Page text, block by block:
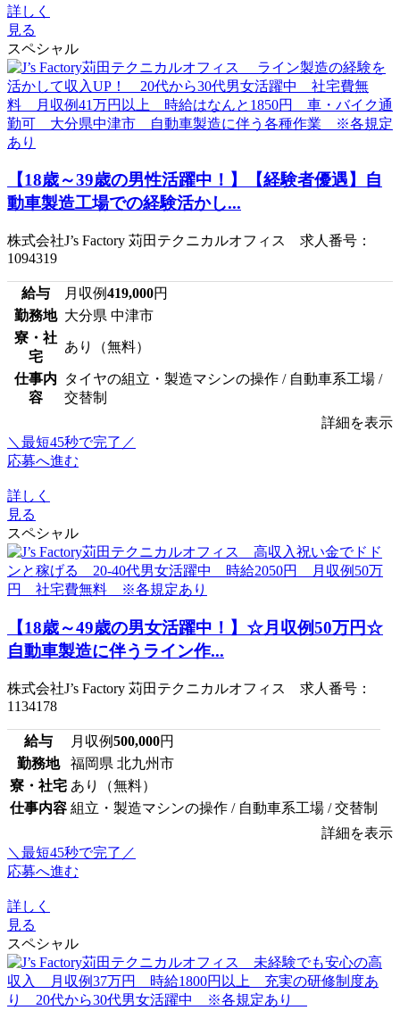
詳しく
見る
スペシャル
【18歳～39歳の男性活躍中！】【経験者優遇】自
動車製造工場での経験活かし...
株式会社J’s Factory 苅田テクニカルオフィス 求人番号：
1094319
給与 月収例419,000円
勤務地 大分県 中津市
寮・社
宅
あり（無料）
仕事内
容
タイヤの組立・製造マシンの操作 / 自動車系工場 /
交替制
詳細を表示
＼最短45秒で完了／
応募へ進む
詳しく
見る
スペシャル
【18歳～49歳の男女活躍中！】☆月収例50万円☆
自動車製造に伴うライン作...
株式会社J’s Factory 苅田テクニカルオフィス 求人番号：
1134178
給与 月収例500,000円
勤務地
福岡県 北九州市
寮・社宅 あり（無料）
仕事内容 組立・製造マシンの操作 / 自動車系工場 / 交替制
詳細を表示
＼最短45秒で完了／
応募へ進む
詳しく
見る
スペシャル